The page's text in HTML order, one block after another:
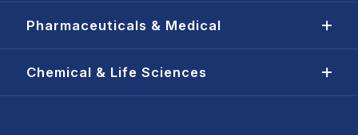
Pharmaceuticals & Medical
Chemical & Life Sciences